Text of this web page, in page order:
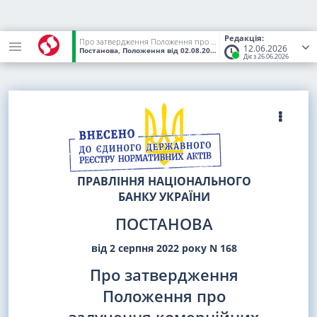
Редакція:
12.06.2026
Діє з 26.06.2026
Про затвердження Положення про залучення комерційних агентів для надання фінансових платіжних послуг
Постанова, Положення від 02.08.2022 № 168 (Статус:Чинний)
ПРАВЛІННЯ НАЦІОНАЛЬНОГО
БАНКУ УКРАЇНИ
ПОСТАНОВА
від 2 серпня 2022 року N 168
Про затвердження
Положення про